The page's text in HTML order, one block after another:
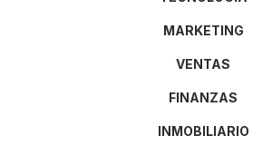
MARKETING
VENTAS
FINANZAS
INMOBILIARIO